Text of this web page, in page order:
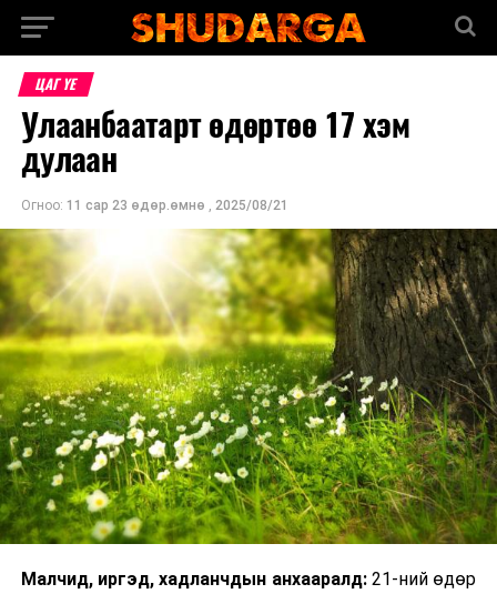
ЦАГ ҮЕ
Улаанбаатарт өдөртөө 17 хэм
дулаан
Огноо: 11 сар 23 өдөр.өмнө , 2025/08/21
Малчид, иргэд, хадланчдын анхааралд:21-ний өдөр